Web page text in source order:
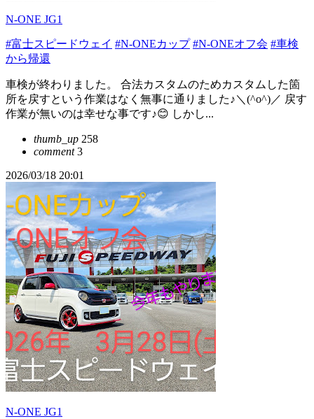
N-ONE JG1
#富士スピードウェイ #N-ONEカップ #N-ONEオフ会 #車検
から帰還
車検が終わりました。 合法カスタムのためカスタムした箇
所を戻すという作業はなく無事に通りました♪＼(^o^)／ 戻す
作業が無いのは幸せな事です♪😊 しかし...
thumb_up 258
comment3
2026/03/18 20:01
N-ONE JG1